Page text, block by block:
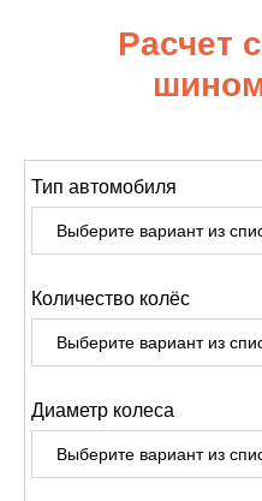
дороге!
Расчет
Тип автомобиля
Количество колёс
Диаметр колеса